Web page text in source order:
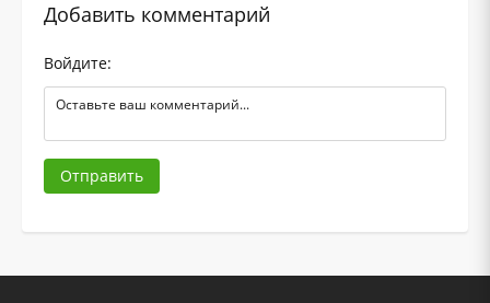
Добавить комментарий
Войдите:
Отправить